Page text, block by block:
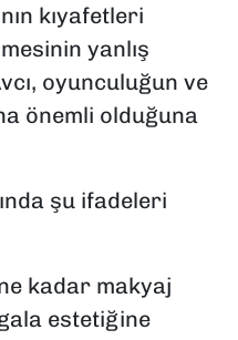
kıyafetleri
yanlış
oyunculuğun ve
önemli olduğuna
şu ifadeleri
kadar makyaj
estetiğine